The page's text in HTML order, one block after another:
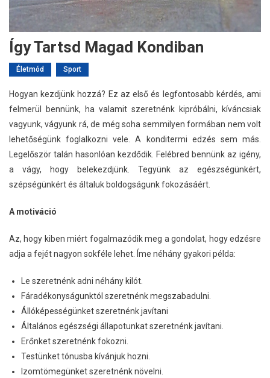
Így Tartsd Magad Kondiban
Életmód Sport
Hogyan kezdjünk hozzá? Ez az első és legfontosabb kérdés, ami
felmerül bennünk, ha valamit szeretnénk kipróbálni, kíváncsiak
vagyunk, vágyunk rá, de még soha semmilyen formában nem volt
lehetőségünk foglalkozni vele. A konditermi edzés sem más.
Legelőször talán hasonlóan kezdődik. Felébred bennünk az igény,
a vágy, hogy belekezdjünk. Tegyünk az egészségünkért,
szépségünkért és általuk boldogságunk fokozásáért.
A motiváció
Az, hogy kiben miért fogalmazódik meg a gondolat, hogy edzésre
adja a fejét nagyon sokféle lehet. Íme néhány gyakori példa:
Le szeretnénk adni néhány kilót.
Fáradékonyságunktól szeretnénk megszabadulni.
Állóképességünket szeretnénk javítani
Általános egészségi állapotunkat szeretnénk javítani.
Erőnket szeretnénk fokozni.
Testünket tónusba kívánjuk hozni.
Izomtömegünket szeretnénk növelni.